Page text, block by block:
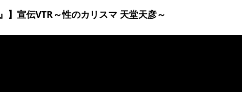
】宣伝VTR～性のカリスマ 天堂天彦～